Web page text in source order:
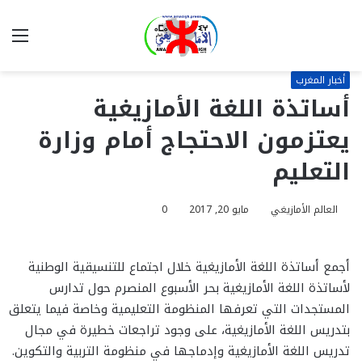
أخبار المغرب
أساتذة اللغة الأمازيغية
يعتزمون الاحتجاج أمام وزارة
التعليم
العالم الأمازيغي مايو 20, 2017 0
أجمع أساتذة اللغة الأمازيغية خلال اجتماع للتنسيقية الوطنية
لأساتذة اللغة الأمازيغية بحر الأسبوع المنصرم حول تدارس
المستجدات التي تعرفها المنظومة التعليمية وخاصة فيما يتعلق
بتدريس اللغة الأمازيغية، على وجود تراجعات خطيرة في مجال
تدريس اللغة الأمازيغية وإدماجها في منظومة التربية والتكوين.